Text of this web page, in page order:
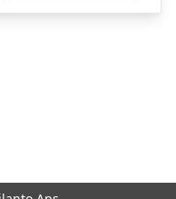
kr. 3.724,22.